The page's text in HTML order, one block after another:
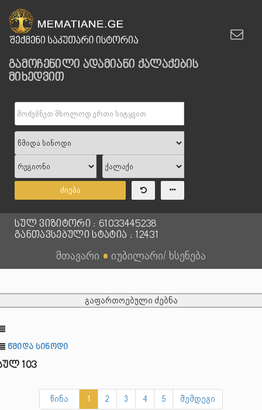
გამოჩენილი ადამიანი ქალაქების
მიხედვით
ძიება
სულ ვიზიტორი : 61033445238
განთავსებული სტატია : 12431
მთავარი ● იუბილარი/ ხსენება
გაფართოებული ძებნა
წმიდა სინოდი
103
წინა 1 2 3 4 5 შემდეგი